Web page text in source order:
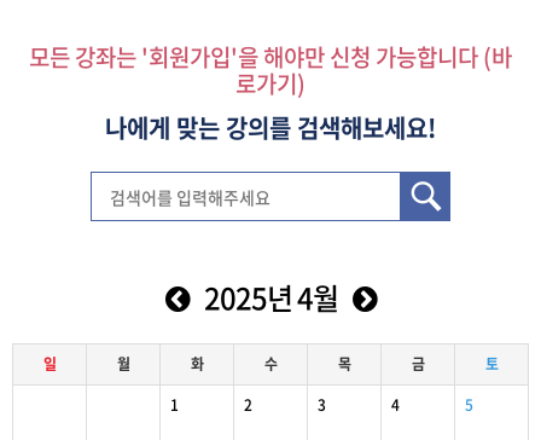
모든 강좌는 '회원가입'을 해야만 신청 가능합니다 (바
로가기)
나에게 맞는 강의를 검색해보세요!
2025년 4월
일 월 화 수 목 금
토
1
2 3 4 5